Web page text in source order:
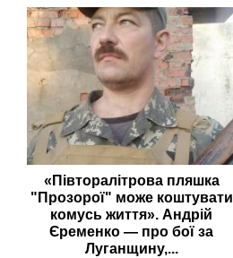
«Півторалітрова пляшка
"Прозорої" може коштувати
комусь життя». Андрій
Єременко — про бої за
Луганщину,...